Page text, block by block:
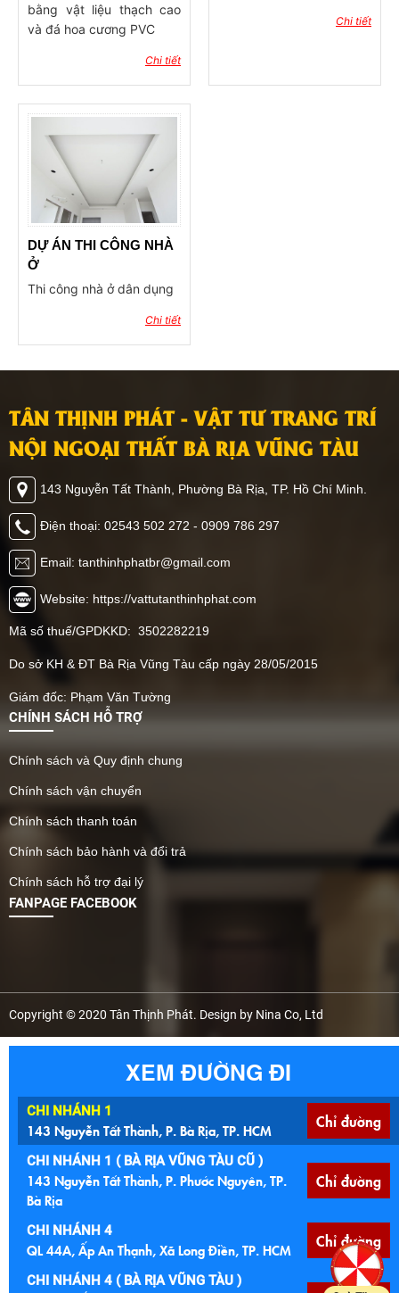
bằng vật liệu thạch cao
và đá hoa cương PVC
Chi tiết
Chi tiết
DỰ ÁN THI CÔNG NHÀ
Ở
Thi công nhà ở dân dụng
Chi tiết
TÂN THỊNH PHÁT - VẬT TƯ TRANG TRÍ
NỘI NGOẠI THẤT BÀ RỊA VŨNG TÀU
143 Nguyễn Tất Thành, Phường Bà Rịa, TP. Hồ Chí Minh.
Điện thoại: 02543 502 272 - 0909 786 297
Email: tanthinhphatbr@gmail.com
Website: https://vattutanthinhphat.com
Mã số thuế/GPDKKD: 3502282219
Do sở KH & ĐT Bà Rịa Vũng Tàu cấp ngày 28/05/2015
Giám đốc: Phạm Văn Tường
CHÍNH SÁCH HỖ TRỢ
Chính sách và Quy định chung
Chính sách vận chuyển
Chính sách thanh toán
Chính sách bảo hành và đổi trả
Chính sách hỗ trợ đại lý
FANPAGE FACEBOOK
Copyright © 2020 Tân Thịnh Phát. Design by Nina Co, Ltd
XEM ĐƯỜNG ĐI
CHI NHÁNH 1
143 Nguyễn Tất Thành, P. Bà Rịa, TP. HCM Chỉ đường
CHI NHÁNH 1 ( BÀ RỊA VŨNG TÀU CŨ )
143 Nguyễn Tất Thành, P. Phước Nguyên, TP.
Bà Rịa
Chỉ đường
CHI NHÁNH 4
QL 44A, Ấp An Thạnh, Xã Long Điền, TP. HCM Chỉ đường
CHI NHÁNH 4 ( BÀ RỊA VŨNG TÀU )